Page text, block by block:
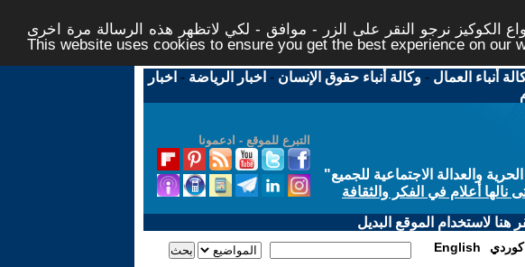
الكوكيز نرجو النقر على الزر - موافق - لكي لاتظهر هذه الرسالة مرة اخرى -
This website uses cookies to ensure you get the best experience on our
أنباء العمال -وكالة أنباء حقوق الإنسان - اخبار الرياضة - اخبار
التبرع للموقع - ادعمونا
والعدالة الاجتماعية للجميع"
أعلام في الفكر والثقافة
هنا لاستخدام الموقع البديل
English كوردي